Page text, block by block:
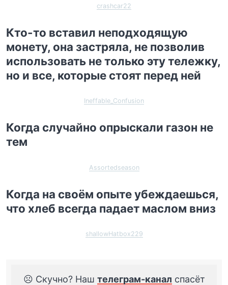
crashcar22
Кто-то вставил неподходящую
монету, она застряла, не позволив
использовать не только эту тележку,
но и все, которые стоят перед ней
Ineffable_Confusion
Когда случайно опрыскали газон не
тем
Assortedseason
Когда на своём опыте убеждаешься,
что хлеб всегда падает маслом вниз
shallowHatbox229
☹️ Скучно? Наш телеграм-канал спасёт